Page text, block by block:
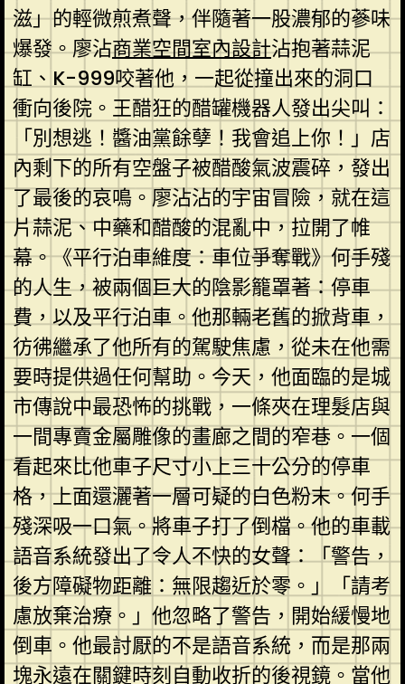
滋」的輕微煎煮聲，伴隨著一股濃郁的蔘味
爆發。廖沾商業空間室內設計沾抱著蒜泥
缸、K-999咬著他，一起從撞出來的洞口
衝向後院。王醋狂的醋罐機器人發出尖叫：
「別想逃！醬油黨餘孽！我會追上你！」店
內剩下的所有空盤子被醋酸氣波震碎，發出
了最後的哀鳴。廖沾沾的宇宙冒險，就在這
片蒜泥、中藥和醋酸的混亂中，拉開了帷
幕。《平行泊車維度：車位爭奪戰》何手殘
的人生，被兩個巨大的陰影籠罩著：停車
費，以及平行泊車。他那輛老舊的掀背車，
彷彿繼承了他所有的駕駛焦慮，從未在他需
要時提供過任何幫助。今天，他面臨的是城
市傳說中最恐怖的挑戰，一條夾在理髮店與
一間專賣金屬雕像的畫廊之間的窄巷。一個
看起來比他車子尺寸小上三十公分的停車
格，上面還灑著一層可疑的白色粉末。何手
殘深吸一口氣。將車子打了倒檔。他的車載
語音系統發出了令人不快的女聲：「警告，
後方障礙物距離：無限趨近於零。」「請考
慮放棄治療。」他忽略了警告，開始緩慢地
倒車。他最討厭的不是語音系統，而是那兩
塊永遠在關鍵時刻自動收折的後視鏡。當他